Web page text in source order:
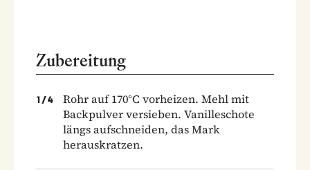
Zubereitung
1 /4
Rohr auf 170°C vorheizen. Mehl mit
Backpulver versieben. Vanilleschote
längs aufschneiden, das Mark
herauskratzen.